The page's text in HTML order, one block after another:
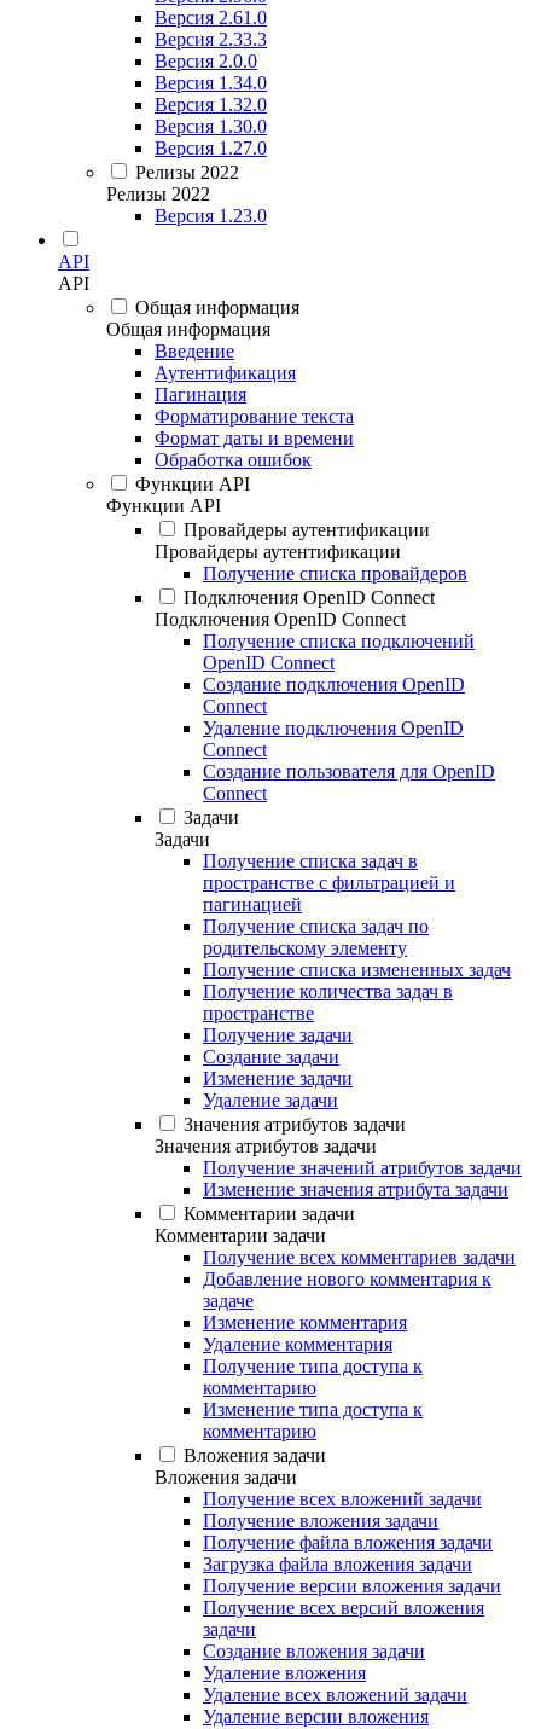
Версия 2.61.0
Версия 2.33.3
Версия 2.0.0
Версия 1.34.0
Версия 1.32.0
Версия 1.30.0
Версия 1.27.0
Релизы 2022
Релизы 2022
Версия 1.23.0
API
API
Общая информация
Общая информация
Введение
Аутентификация
Пагинация
Форматирование текста
Формат даты и времени
Обработка ошибок
Функции API
Функции API
Провайдеры аутентификации
Провайдеры аутентификации
Получение списка провайдеров
Подключения OpenID Connect
Подключения OpenID Connect
Получение списка подключений
OpenID Connect
Создание подключения OpenID
Connect
Удаление подключения OpenID
Connect
Создание пользователя для OpenID
Connect
Задачи
Задачи
Получение списка задач в
пространстве с фильтрацией и
пагинацией
Получение списка задач по
родительскому элементу
Получение списка измененных задач
Получение количества задач в
пространстве
Получение задачи
Создание задачи
Изменение задачи
Удаление задачи
Значения атрибутов задачи
Значения атрибутов задачи
Получение значений атрибутов задачи
Изменение значения атрибута задачи
Комментарии задачи
Комментарии задачи
Получение всех комментариев задачи
Добавление нового комментария к
задаче
Изменение комментария
Удаление комментария
Получение типа доступа к
комментарию
Изменение типа доступа к
комментарию
Вложения задачи
Вложения задачи
Получение всех вложений задачи
Получение вложения задачи
Получение файла вложения задачи
Загрузка файла вложения задачи
Получение версии вложения задачи
Получение всех версий вложения
задачи
Создание вложения задачи
Удаление вложения
Удаление всех вложений задачи
Удаление версии вложения